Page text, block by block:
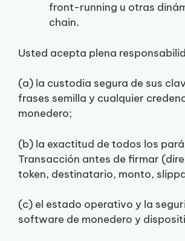
front-running u otras
chain.
Usted acepta plena
(a) la custodia segura de sus
frases semilla y cualquier
monedero;
(b) la exactitud de todos los
Transacción antes de firmar
token, destinatario, monto,
(c) el estado operativo y la
software de monedero y